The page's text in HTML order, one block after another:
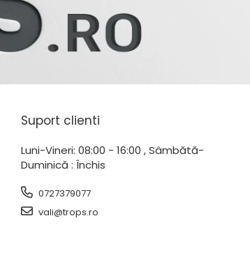
Suport clienti
Luni-Vineri: 08:00 - 16:00 , Sâmbătă-
Duminică : Închis
0727379077
vali@trops.ro